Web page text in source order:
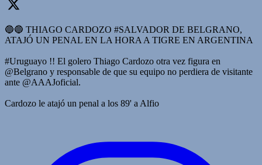
🔵🔵 THIAGO CARDOZO #SALVADOR DE BELGRANO,
ATAJÓ UN PENAL EN LA HORA A TIGRE EN ARGENTINA
#Uruguayo !! El golero Thiago Cardozo otra vez figura en
@Belgrano y responsable de que su equipo no perdiera de visitante
ante @AAAJoficial.
Cardozo le atajó un penal a los 89' a Alfio